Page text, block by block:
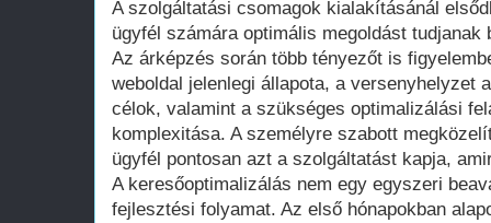
A szolgáltatási csomagok kialakításánál
ügyfél számára optimális megoldást tudjanak
Az árképzés során több tényezőt is
weboldal jelenlegi állapota, a versenyhelyzet
célok, valamint a szükséges optimalizálási
komplexitása. A személyre szabott
ügyfél pontosan azt a szolgáltatást kapja,
A keresőoptimalizálás nem egy egyszeri
fejlesztési folyamat. Az első hónapokban